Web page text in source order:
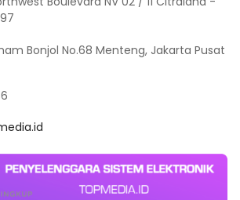
Bonjol No.68 Menteng, Jakarta Pusat